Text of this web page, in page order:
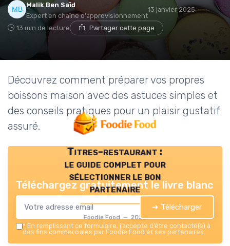
Malik Ben Saïd
Expert en chaîne d'approvisionnement
13 janvier 2025
13 min de lecture Partager cette page
Découvrez comment préparer vos propres
boissons maison avec des astuces simples et
des conseils pratiques pour un plaisir gustatif
assuré.
Titres-restaurant :
le guide complet pour
sélectionner le bon
partenaire
Foodie Food — 2026
Téléchargez gratuitement le livre blanc
➔ Télécharger
* En remplissant ce formulaire, j’accepte d’être contacté(e) à
des fins commerciales par Foodie Food et ses partenaires.